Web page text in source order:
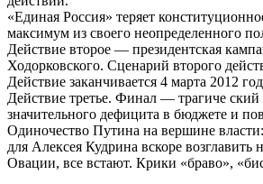
«Единая Россия» теряет
максимум из своего неопределенного
Действие второе — президентская
Ходорковского. Сценарий второго
Действие заканчивается 4 марта 2012
Действие третье. Финал — трагиче ский
значительного дефицита в бюджете и
Одиночество Путина на вершине
для Алексея Кудрина вскоре
Овации, все встают. Крики «браво»,